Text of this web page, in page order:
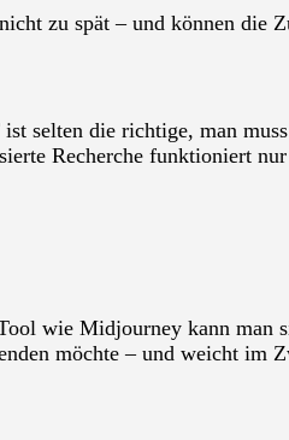
zu spät – und können die
selten die richtige, man
Recherche funktioniert
wie Midjourney kann
möchte – und weicht im